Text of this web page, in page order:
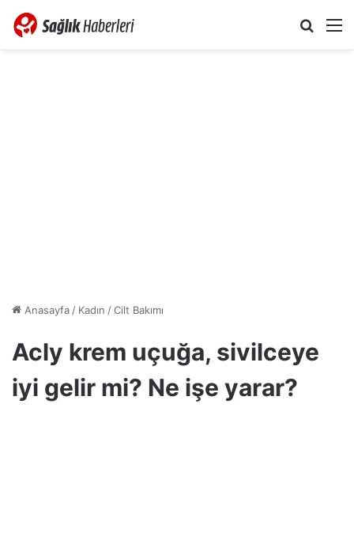
Anasayfa/ Kadın /Cilt Bakımı
Acly krem uçuğa, sivilceye
iyi gelir mi? Ne işe yarar?